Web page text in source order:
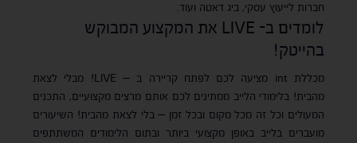
חברות לייעוץ עסקי, ביג דאטה ועוד.
לומדים ב- LIVE את המקצוע המבוקש
בהייטק!
מכללת int מציעה לכם לפתח קריירה ב – LIVE! מבלי לצאת
מהבית! בלימודי הלייב ממתינים לכם אותם מרצים מקצועיים, התכנים
המעולים וכל זה מכל מקום ובכל זמן – בלי לצאת מהבית! השיעורים
מועברים בלייב באופן מקצועי ביותר ובתום הלימודים המשתתפים